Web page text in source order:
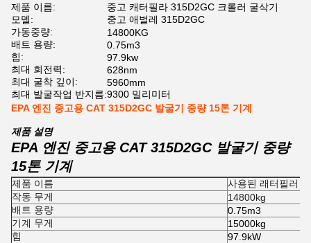
제품 이름:
중고 캐터필라 315D2GC 크롤러 굴삭기
모델:
중고 애벌레 315D2GC
가동중량:
14800KG
배트 용량:
0.75m3
힘:
97.9kw
최대 회전력:
628nm
최대 굴착 깊이:
5960mm
최대 발굴작업 반지름:9300 밀리미터
EPA 엔진 중고용 CAT 315D2GC 발굴기 중량 15톤 기계
제품 설명
EPA 엔진 중고용 CAT 315D2GC 발굴기 중량
15톤 기계
제품 이름
사용된 래터필러
작동 무게
14800kg
배트 용량
0.75m3
기계 무게
15000kg
힘
97.9kW